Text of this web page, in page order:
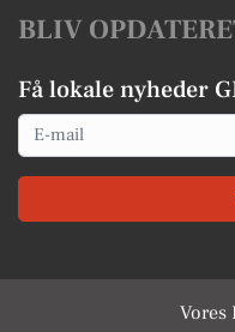
BLIV
Få lokale nyheder
Email